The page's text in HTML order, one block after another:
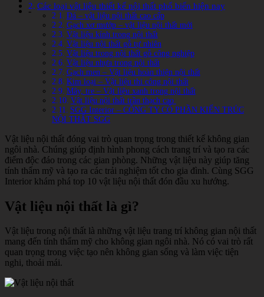
-
Các loại vật liệu thiết kế nội thất phổ biến hiện nay
Đá – vật liệu nội thất cao cấp
Gạch xơ mướp – vật liệu nội thất mới
Vật liệu kính trong nội thất
Vật liệu nội thất gỗ tự nhiên
Vật liệu trong nội thất gỗ công nghiệp
Vật liệu nhựa trong nội thất
Gạch men – Vật liệu hoàn thiện nội thất
Kim loại – Vật liệu thi công nội thất
Mây, tre – Vật liệu xanh trong nội thất
Vật liệu nội thất trần thạch cao
SGG Interior – CÔNG TY CỔ PHẦN KIẾN TRÚC
NỘI THẤT SGG
Vật liệu nội thất đóng vai trò quan trọng trong thiết kế không gian
ngôi nhà. Chúng giúp định hình phong cách trang trí và tạo ra các
điểm độc đáo trong các gian phòng. Những vật liệu này giúp tăng
tính thẩm mỹ và tạo ra các trải nghiệm tốt cho gia đình. Cùng SGG
Interior khám phá top 10 vật liệu nội thất đón đầu xu hướng.
Vật liệu nội thất là gì?
Vật liệu trong nội thất là những vật liệu trang trí không gian nội thất
mang đến tính thẩm mỹ cho không gian ngôi nhà. Nó có vai trò rất
quan trọng trong việc tạo nên không gian sống và làm việc tiện
nghi, thoải mái.